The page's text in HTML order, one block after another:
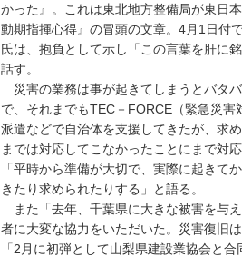
かった』。これは東北地方整備局が東日
動期指揮心得』の冒頭の文章。4月1日付
氏は、抱負として示し「この言葉を肝に
話す。
災害の業務は事が起きてしまうとバタ
で、それまでもTEC－FORCE（緊急災害
派遣などで自治体を支援してきたが、求
までは対応してこなかったことにまで対
「平時から準備が大切で、実際に起きて
きたり求められたりする」と語る。
また「去年、千葉県に大きな被害を与
者に大変な協力をいただいた。災害復旧
「2月に初弾として山梨県建設業協会と